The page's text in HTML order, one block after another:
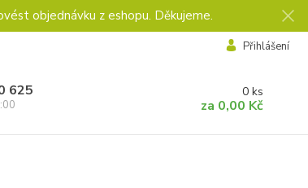
objednávku z eshopu. Děkujeme.
Přihlášení
625 0 ks
za 0,00 Kč